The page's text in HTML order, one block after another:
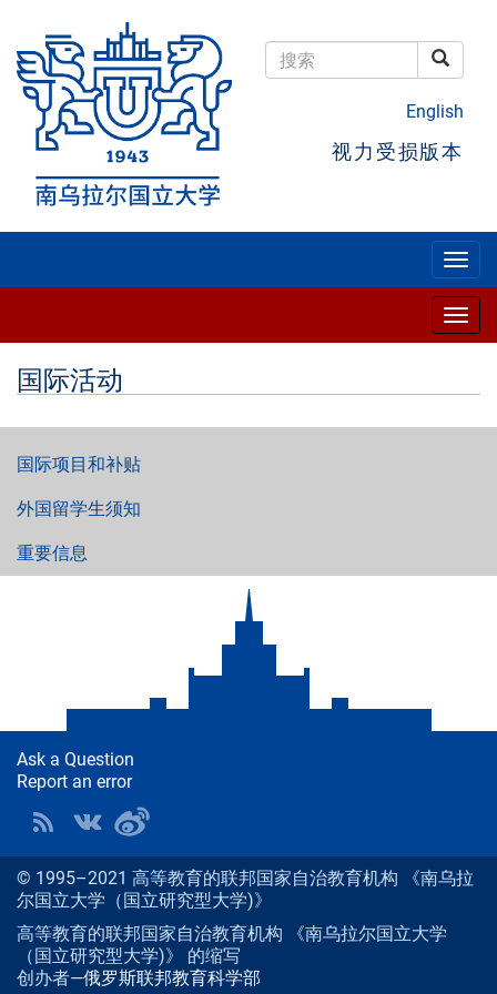
到
主
搜索
English
视力受损版本
国际活动
国际项目和补贴
外国留学生须知
重要信息
Ask a Question
Report an error
© 1995–2021 高等教育的联邦国家自治教育机构 《南乌拉
尔国立大学（国立研究型大学)》
高等教育的联邦国家自治教育机构 《南乌拉尔国立大学
（国立研究型大学)》 的缩写
创办者—俄罗斯联邦教育科学部